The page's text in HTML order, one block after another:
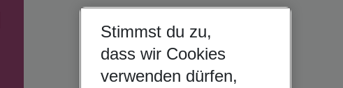
Stimmst du zu,
dass wir Cookies
verwenden dürfen,